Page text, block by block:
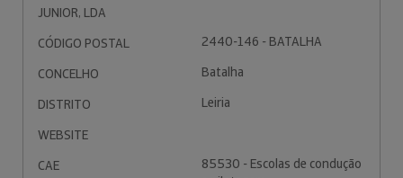
JUNIOR, LDA
CÓDIGO POSTAL
2440-146 - BATALHA
CONCELHO
Batalha
DISTRITO
Leiria
WEBSITE
CAE
85530 - Escolas de condução